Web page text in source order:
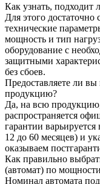
Как узнать, подходит
Для этого
технические
мощность и тип
оборудование с
защитными
без сбоев.
Предоставляете ли
продукцию?
Да, на всю
распространяется
гарантии
12 до 60 месяцев) и
оказываем
Как правильно
(автомат) по
Номинал автомата